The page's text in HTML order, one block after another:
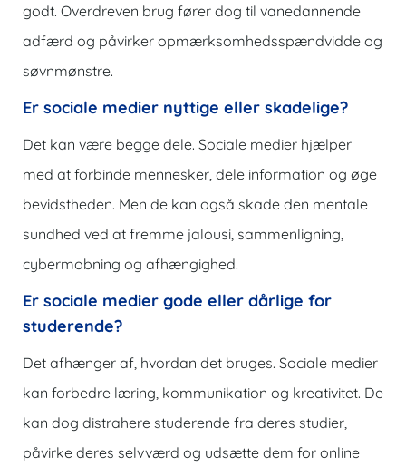
godt. Overdreven brug fører dog til vanedannende
adfærd og påvirker opmærksomhedsspændvidde og
søvnmønstre.
Er sociale medier nyttige eller skadelige?
Det kan være begge dele. Sociale medier hjælper
med at forbinde mennesker, dele information og øge
bevidstheden. Men de kan også skade den mentale
sundhed ved at fremme jalousi, sammenligning,
cybermobning og afhængighed.
Er sociale medier gode eller dårlige for
studerende?
Det afhænger af, hvordan det bruges. Sociale medier
kan forbedre læring, kommunikation og kreativitet. De
kan dog distrahere studerende fra deres studier,
påvirke deres selvværd og udsætte dem for online